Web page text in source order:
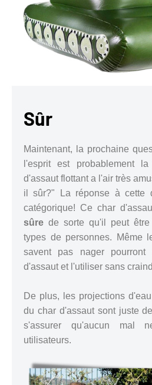
Sûr
Maintenant, la prochaine
l'esprit est probablement
d'assaut flottant a l'air très
il sûr?" La réponse à cette
catégorique! Ce char
sûre de sorte qu'il peut
types de personnes. Même
savent pas nager
d'assaut et l'utiliser sans
De plus, les projections
du char d'assaut sont juste
s'assurer qu'aucun mal
utilisateurs.